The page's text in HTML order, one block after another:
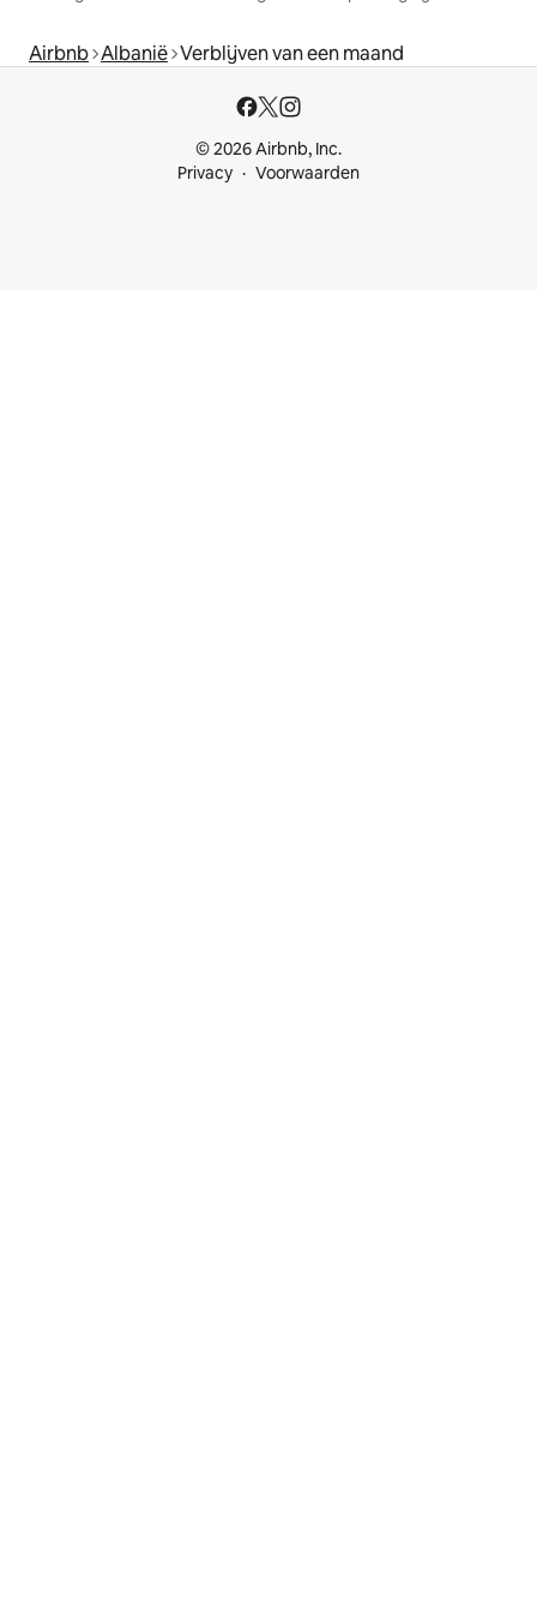
Airbnb Albanië Verblijven van een maand
© 2026 Airbnb, Inc.
Privacy
Voorwaarden